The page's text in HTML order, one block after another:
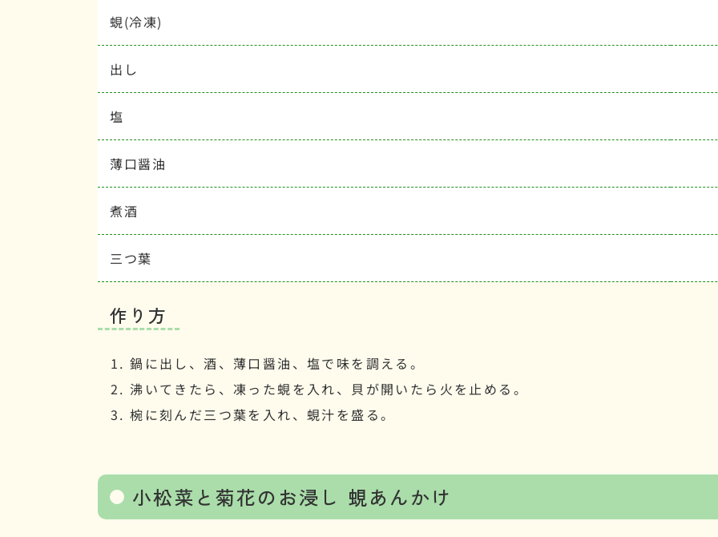
蜆(冷凍)
出し
塩
薄口醤油
煮酒
三つ葉
作り方
鍋に出し、酒、薄口醤油、塩で味を調える。
沸いてきたら、凍った蜆を入れ、貝が開いたら火を止める。
椀に刻んだ三つ葉を入れ、蜆汁を盛る。
小松菜と菊花のお浸し 蜆あんかけ